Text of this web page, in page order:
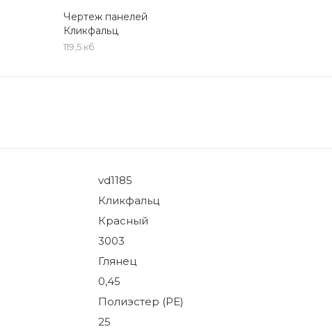
Чертеж панелей
Кликфальц
119,5 кб
vd1185
Кликфальц
Красный
3003
Глянец
0,45
Полиэстер (PE)
25